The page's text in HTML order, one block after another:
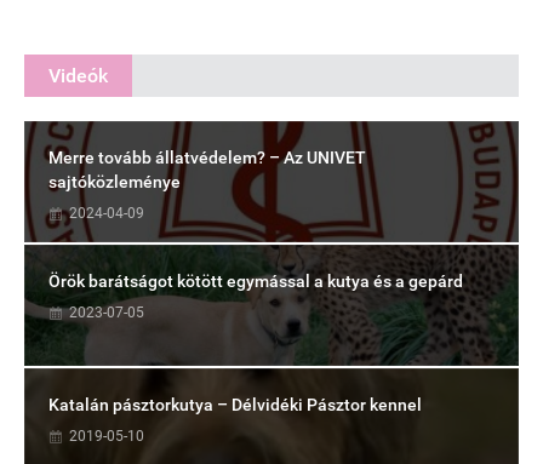
Videók
Merre tovább állatvédelem? – Az UNIVET
sajtóközleménye
2024-04-09
Örök barátságot kötött egymással a kutya és a gepárd
2023-07-05
Katalán pásztorkutya – Délvidéki Pásztor kennel
2019-05-10